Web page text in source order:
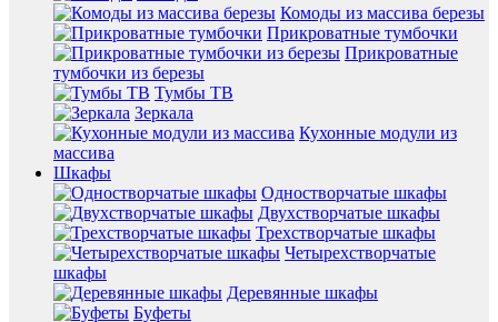
Комоды из массива березы
Прикроватные тумбочки
Прикроватные
тумбочки из березы
Тумбы ТВ
Зеркала
Кухонные модули из
массива
Шкафы
Одностворчатые шкафы
Двухстворчатые шкафы
Трехстворчатые шкафы
Четырехстворчатые
шкафы
Деревянные шкафы
Буфеты